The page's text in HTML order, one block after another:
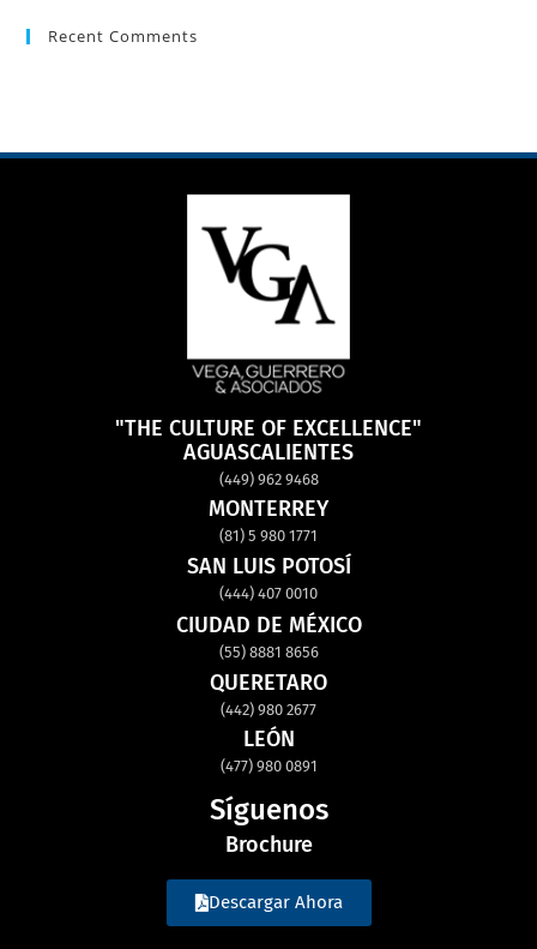
Recent Comments
"THE CULTURE OF EXCELLENCE"
AGUASCALIENTES
(449) 962 9468
MONTERREY
(81) 5 980 1771
SAN LUIS POTOSÍ
(444) 407 0010
CIUDAD DE MÉXICO
(55) 8881 8656
QUERETARO
(442) 980 2677
LEÓN
(477) 980 0891
Síguenos
Brochure
Descargar Ahora